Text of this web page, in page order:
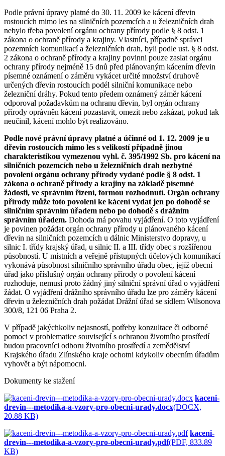
Podle právní úpravy platné do 30. 11. 2009 ke kácení dřevin
rostoucích mimo les na silničních pozemcích a u železničních drah
nebylo třeba povolení orgánu ochrany přírody podle § 8 odst. 1
zákona o ochraně přírody a krajiny. Vlastníci, případně správci
pozemních komunikací a železničních drah, byli podle ust. § 8 odst.
2 zákona o ochraně přírody a krajiny povinni pouze zaslat orgánu
ochrany přírody nejméně 15 dnů před plánovaným kácením dřevin
písemné oznámení o záměru vykácet určité množství druhově
určených dřevin rostoucích podél silniční komunikace nebo
železniční dráhy. Pokud tento předem oznámený záměr kácení
odporoval požadavkům na ochranu dřevin, byl orgán ochrany
přírody oprávněn kácení pozastavit, omezit nebo zakázat, pokud tak
neučinil, kácení mohlo být realizováno.
Podle nové právní úpravy platné a účinné od 1. 12. 2009 je u
dřevin rostoucích mimo les s velikostí případně jinou
charakteristikou vymezenou vyhl. č. 395/1992 Sb. pro kácení na
silničních pozemcích nebo u železničních drah nezbytné
povolení orgánu ochrany přírody vydané podle § 8 odst. 1
zákona o ochraně přírody a krajiny na základě písemné
žádosti, ve správním řízení, formou rozhodnutí. Orgán ochrany
přírody může toto povolení ke kácení vydat jen po dohodě se
silničním správním úřadem nebo po dohodě s drážním
správním úřadem. Dohoda má povahu vyjádření. O toto vyjádření
je povinen požádat orgán ochrany přírody u plánovaného kácení
dřevin na silničních pozemcích u dálnic Ministerstvo dopravy, u
silnic I. třídy krajský úřad, u silnic II. a III. třídy obec s rozšířenou
působností. U místních a veřejně přístupných účelových komunikací
vykonává působnost silničního správního úřadu obec, jejíž obecní
úřad jako příslušný orgán ochrany přírody o povolení kácení
rozhoduje, nemusí proto žádný jiný silniční správní úřad o vyjádření
žádat. O vyjádření drážního správního úřadu lze pro záměry kácení
dřevin u železničních drah požádat Drážní úřad se sídlem Wilsonova
300/8, 121 06 Praha 2.
V případě jakýchkoliv nejasností, potřeby konzultace či odborné
pomoci v problematice související s ochranou životního prostředí
budou pracovníci odboru životního prostředí a zemědělství
Krajského úřadu Zlínského kraje ochotni kdykoliv obecním úřadům
vyhovět a být nápomocni.
Dokumenty ke stažení
kaceni-
drevin---metodika-a-vzory-pro-obecni-urady.docx(DOCX,
20.88 KB)
kaceni-
drevin---metodika-a-vzory-pro-obecni-urady.pdf(PDF, 833.89
KB)